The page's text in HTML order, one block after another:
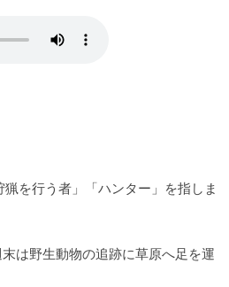
を行う者」「ハンター」を指しま
は野生動物の追跡に草原へ足を運